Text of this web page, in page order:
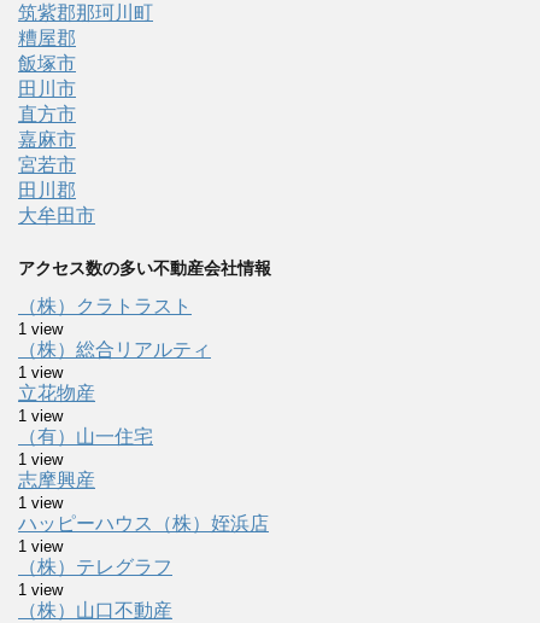
筑紫郡那珂川町
糟屋郡
飯塚市
田川市
直方市
嘉麻市
宮若市
田川郡
大牟田市
アクセス数の多い不動産会社情報
（株）クラトラスト
1 view
（株）総合リアルティ
1 view
立花物産
1 view
（有）山一住宅
1 view
志摩興産
1 view
ハッピーハウス（株）姪浜店
1 view
（株）テレグラフ
1 view
（株）山口不動産